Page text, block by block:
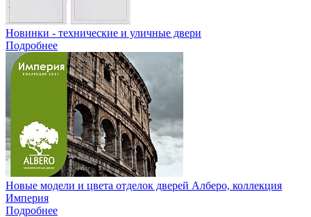
Новинки - технические и уличные двери
Подробнее
Новые модели и цвета отделок дверей Алберо, коллекция
Империя
Подробнее